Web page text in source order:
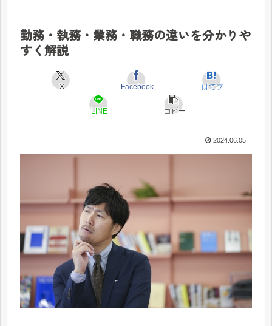
勤務・執務・業務・職務の違いを分かりや
すく解説
X Facebook はてブ
LINE コピー
2024.06.05